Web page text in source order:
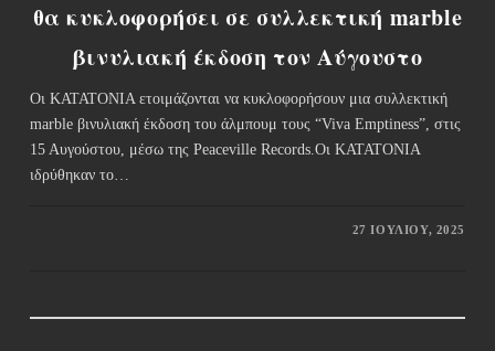
θα κυκλοφορήσει σε συλλεκτική marble
βινυλιακή έκδοση τον Αύγουστο
Οι KATATONIA ετοιμάζονται να κυκλοφορήσουν μια συλλεκτική
marble βινυλιακή έκδοση του άλμπουμ τους “Viva Emptiness”, στις
15 Αυγούστου, μέσω της Peaceville Records.Οι KATATONIA
ιδρύθηκαν το…
27 ΙΟΥΛΊΟΥ, 2025